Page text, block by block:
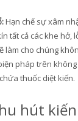
Hạn chế sự xâm
tất cả các khe hở,
làm cho chúng
pháp trên
thuốc diệt kiến.
hút